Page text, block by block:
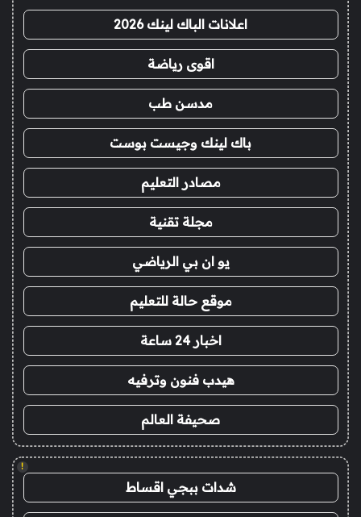
اعلانات الباك لينك 2026
اقوى رياضة
مدسن طب
باك لينك وجيست بوست
مصادر التعليم
مجلة تقنية
يو ان بي الرياضي
موقع حالة للتعليم
اخبار 24 ساعة
هيدب فنون وترفيه
صحيفة العالم
!
شدات ببجي اقساط